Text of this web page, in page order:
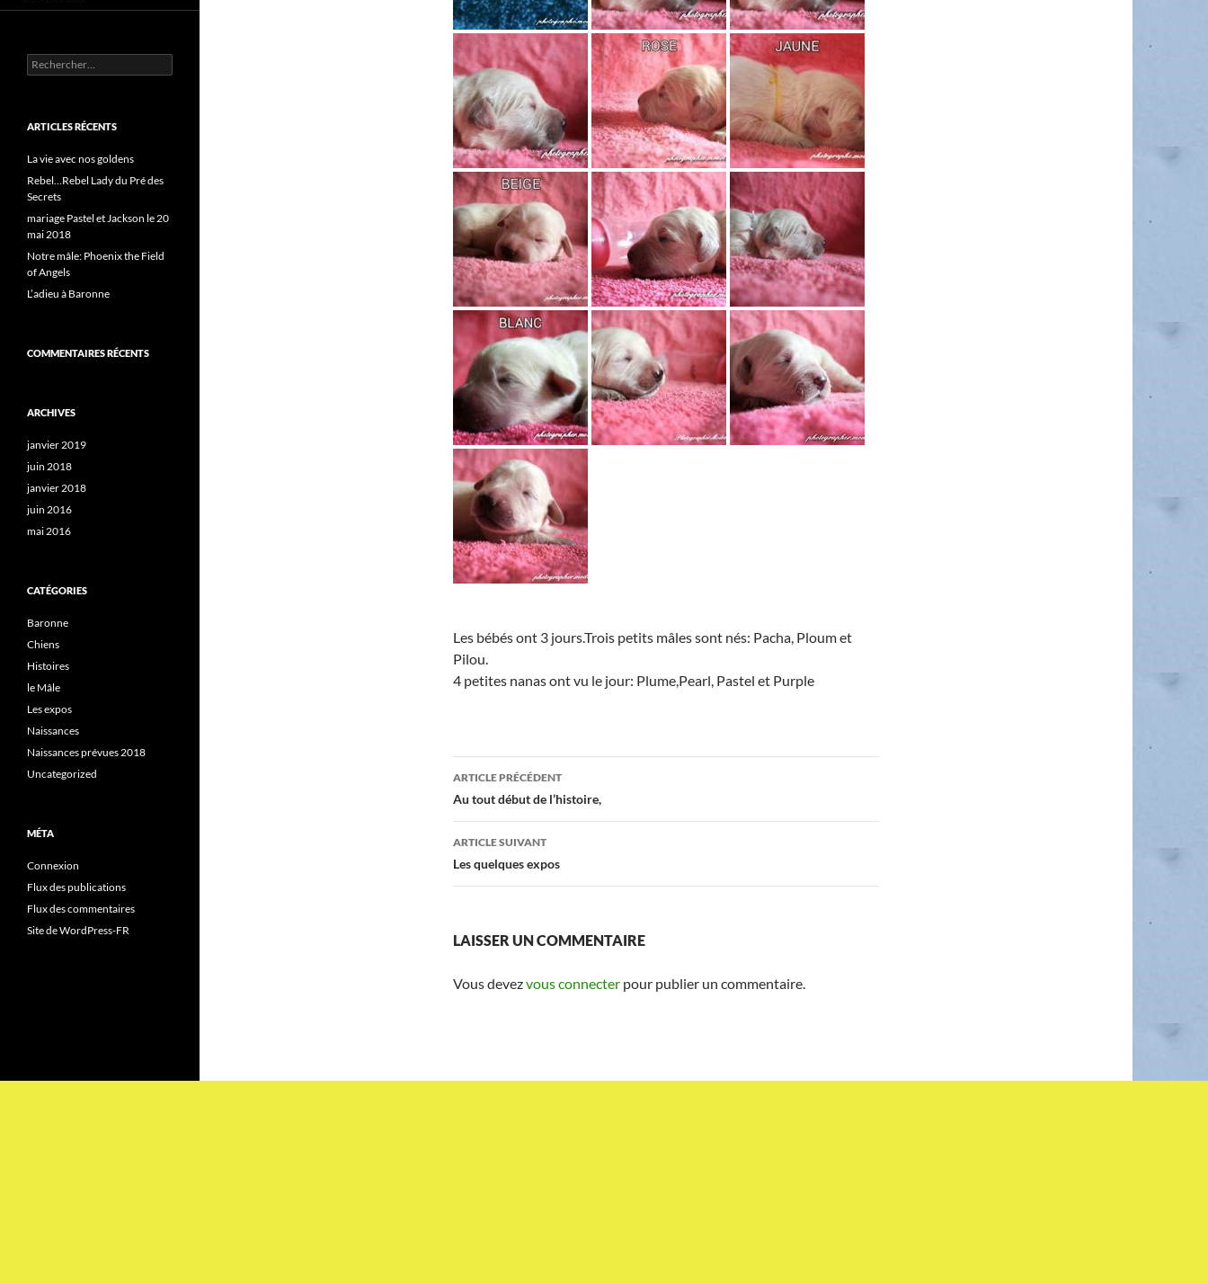
Les bébés ont 3 jours.Trois petits mâles sont nés: Pacha, Ploum et
Pilou.
4 petites nanas ont vu le jour: Plume,Pearl, Pastel et Purple
Navigation
des
articles
ARTICLE PRÉCÉDENT
Au tout début de l’histoire,
ARTICLE SUIVANT
Les quelques expos
LAISSER UN COMMENTAIRE
Vous devezvous connecter pour publier un commentaire.
Rechercher :
ARTICLES RÉCENTS
La vie avec nos goldens
Rebel…Rebel Lady du Pré des
Secrets
mariage Pastel et Jackson le 20
mai 2018
Notre mâle: Phoenix the Field
of Angels
L’adieu à Baronne
COMMENTAIRES RÉCENTS
ARCHIVES
janvier 2019
juin 2018
janvier 2018
juin 2016
mai 2016
CATÉGORIES
Baronne
Chiens
Histoires
le Mâle
Les expos
Naissances
Naissances prévues 2018
Uncategorized
MÉTA
Connexion
Flux des publications
Flux des commentaires
Site de WordPress-FR